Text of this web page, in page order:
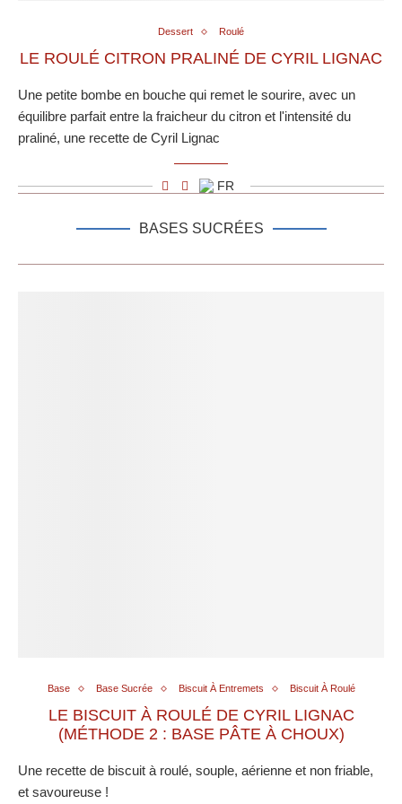
Dessert Roulé
LE ROULÉ CITRON PRALINÉ DE CYRIL LIGNAC
Une petite bombe en bouche qui remet le sourire, avec un
équilibre parfait entre la fraicheur du citron et l'intensité du
praliné, une recette de Cyril Lignac
FR
BASES SUCRÉES
Base Base Sucrée Biscuit À Entremets Biscuit À Roulé
LE BISCUIT À ROULÉ DE CYRIL LIGNAC
(MÉTHODE 2 : BASE PÂTE À CHOUX)
Une recette de biscuit à roulé, souple, aérienne et non friable,
et savoureuse !